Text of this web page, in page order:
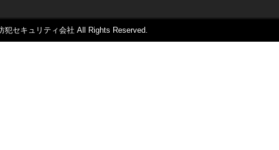
犯セキュリティ会社 All Rights Reserved.